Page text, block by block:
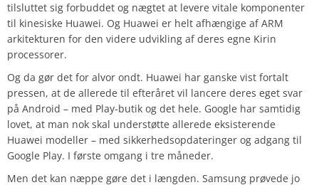
tilsluttet sig forbuddet og nægtet at levere vitale komponenter
til kinesiske Huawei. Og Huawei er helt afhængige af ARM
arkitekturen for den videre udvikling af deres egne Kirin
processorer.
Og da gør det for alvor ondt. Huawei har ganske vist fortalt
pressen, at de allerede til efteråret vil lancere deres eget svar
på Android – med Play-butik og det hele. Google har samtidig
lovet, at man nok skal understøtte allerede eksisterende
Huawei modeller – med sikkerhedsopdateringer og adgang til
Google Play. I første omgang i tre måneder.
Men det kan næppe gøre det i længden. Samsung prøvede jo